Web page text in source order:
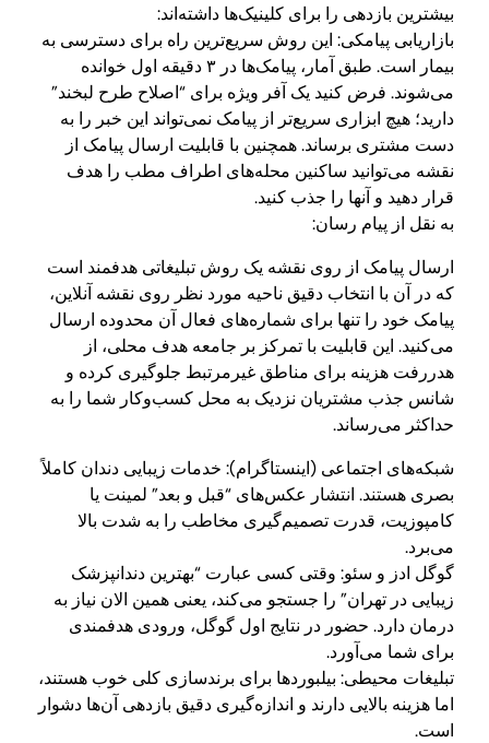
بیشترین بازدهی را برای کلینیک‌ها داشته‌اند:
بازاریابی پیامکی: این روش سریع‌ترین راه برای دسترسی به
بیمار است. طبق آمار، پیامک‌ها در ۳ دقیقه اول خوانده
می‌شوند. فرض کنید یک آفر ویژه برای “اصلاح طرح لبخند”
دارید؛ هیچ ابزاری سریع‌تر از پیامک نمی‌تواند این خبر را به
دست مشتری برساند. همچنین با قابلیت ارسال پیامک از
نقشه می‌توانید ساکنین محله‌های اطراف مطب را هدف
قرار دهید و آنها را جذب کنید.
به نقل از پیام رسان:
ارسال پیامک از روی نقشه یک روش تبلیغاتی هدفمند است
که در آن با انتخاب دقیق ناحیه مورد نظر روی نقشه آنلاین،
پیامک خود را تنها برای شماره‌های فعال آن محدوده ارسال
می‌کنید. این قابلیت با تمرکز بر جامعه هدف محلی، از
هدررفت هزینه برای مناطق غیرمرتبط جلوگیری کرده و
شانس جذب مشتریان نزدیک به محل کسب‌وکار شما را به
حداکثر می‌رساند.
شبکه‌های اجتماعی (اینستاگرام): خدمات زیبایی دندان کاملاً
بصری هستند. انتشار عکس‌های “قبل و بعد” لمینت یا
کامپوزیت، قدرت تصمیم‌گیری مخاطب را به شدت بالا
می‌برد.
گوگل ادز و سئو: وقتی کسی عبارت “بهترین دندانپزشک
زیبایی در تهران” را جستجو می‌کند، یعنی همین الان نیاز به
درمان دارد. حضور در نتایج اول گوگل، ورودی هدفمندی
برای شما می‌آورد.
تبلیغات محیطی: بیلبوردها برای برندسازی کلی خوب هستند،
اما هزینه بالایی دارند و اندازه‌گیری دقیق بازدهی آن‌ها دشوار
است.